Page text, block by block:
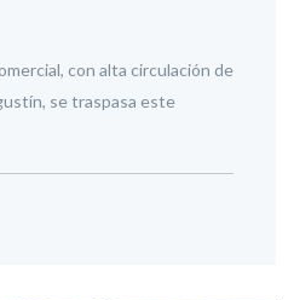
con alta circulación de
se traspasa este